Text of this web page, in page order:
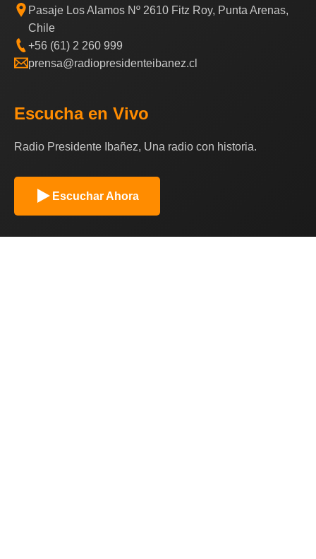
Pasaje Los Alamos Nº 2610 Fitz Roy, Punta Arenas,
Chile
+56 (61) 2 260 999
prensa@radiopresidenteibanez.cl
Escucha en Vivo
Radio Presidente Ibañez, Una radio con historia.
Escuchar Ahora